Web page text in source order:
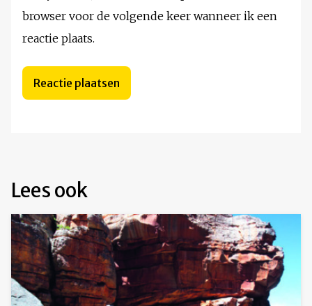
browser voor de volgende keer wanneer ik een
reactie plaats.
Lees ook